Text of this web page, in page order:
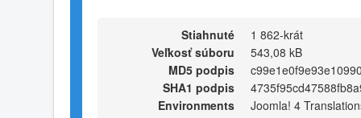
Stiahnuté
1 862-krát
Veľkosť súboru
543,08 kB
MD5 podpis
SHA1 podpis
Environments
Joomla! 4